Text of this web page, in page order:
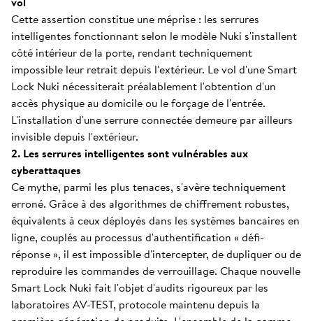
Cette assertion constitue une méprise : les serrures
intelligentes fonctionnant selon le modèle Nuki s'installent
côté intérieur de la porte, rendant techniquement
impossible leur retrait depuis l'extérieur. Le vol d'une Smart
Lock Nuki nécessiterait préalablement l'obtention d'un
accès physique au domicile ou le forçage de l'entrée.
L'installation d'une serrure connectée demeure par ailleurs
invisible depuis l'extérieur.
2. Les serrures intelligentes sont vulnérables aux
cyberattaques
Ce mythe, parmi les plus tenaces, s'avère techniquement
erroné. Grâce à des algorithmes de chiffrement robustes,
équivalents à ceux déployés dans les systèmes bancaires en
ligne, couplés au processus d'authentification « défi-
réponse », il est impossible d'intercepter, de dupliquer ou de
reproduire les commandes de verrouillage. Chaque nouvelle
Smart Lock Nuki fait l'objet d'audits rigoureux par les
laboratoires AV-TEST, protocole maintenu depuis la